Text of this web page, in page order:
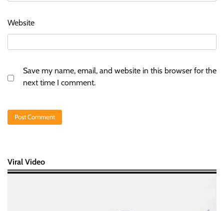
Website
Save my name, email, and website in this browser for the
next time I comment.
Viral Video